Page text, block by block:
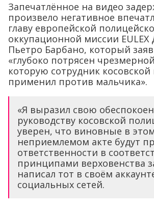
Запечатлённое на видео
произвело негативное
главу европейской
оккупационной миссии
Пьетро Барбано, который
«глубоко потрясен
которую сотрудник
применил против мальчика».
«Я выразил свою
руководству косовской
уверен, что виновные в
неприемлемом акте будут
ответственности в
принципами верховенства
написал тот в своём
социальных сетей.